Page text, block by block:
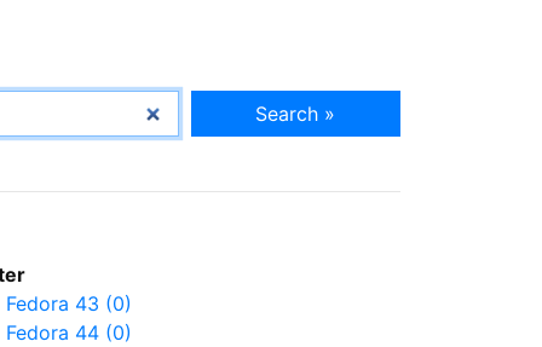
Search »
Fedora 43 (0)
Fedora 44 (0)